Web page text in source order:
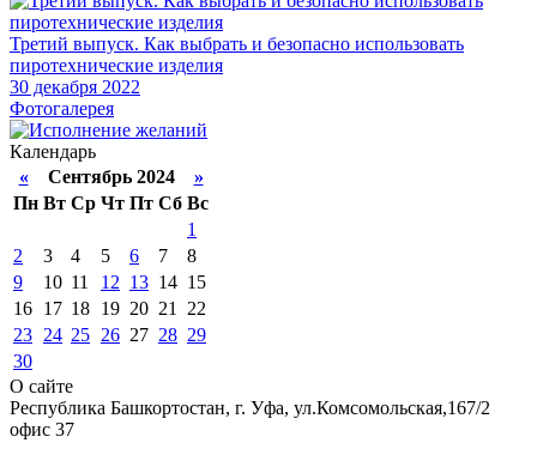
Третий выпуск. Как выбрать и безопасно использовать
пиротехнические изделия
30 декабря 2022
Фотогалерея
Календарь
«Сентябрь 2024 »
Пн Вт Ср Чт Пт Сб Вс
1
2
3 4 5 6 7
8
9
10 11 12 13 14 15
16 17 18 19 20 21
22
23 24 25 26 27 28 29
30
О сайте
Республика Башкортостан, г. Уфа, ул.Комсомольская,167/2
офис 37